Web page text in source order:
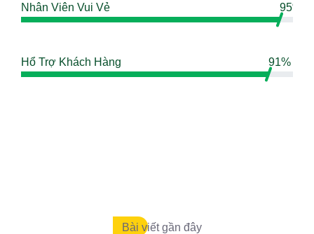
Nhân Viên Vui Vẻ 95%
Hổ Trợ Khách Hàng 91%
Bài viết gần đây